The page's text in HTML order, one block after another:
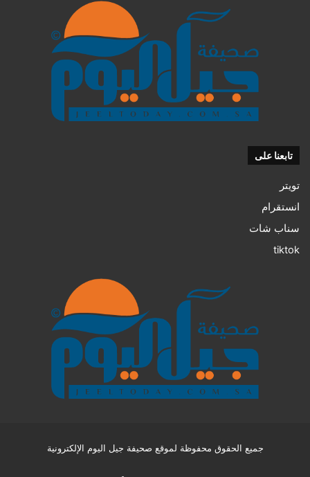
تابعنا على
تويتر
انستقرام
سناب شات
tiktok
جميع الحقوق محفوظة لموقع صحيفة جيل اليوم الإلكترونية